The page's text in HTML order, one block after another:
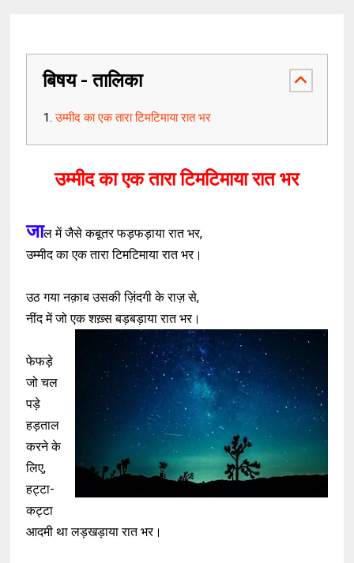
बिषय - तालिका
उम्मीद का एक तारा टिमटिमाया रात भर
उम्मीद का एक तारा टिमटिमाया रात भर
जाल में जैसे कबूतर फड़फड़ाया रात भर,
उम्मीद का एक तारा टिमटिमाया रात भर।
उठ गया नक़ाब उसकी ज़िंदगी के राज़ से,
नींद में जो एक शख़्स बड़बड़ाया रात भर।
फेफड़े
जो चल
पड़े
हड़ताल
करने के
लिए,
हट्टा-
कट्टा
आदमी था लड़खड़ाया रात भर।